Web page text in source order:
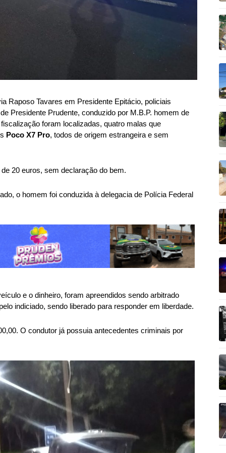
Raposo Tavares em Presidente Epitácio, policiais
Presidente Prudente, conduzido por M.B.P. homem de
foram localizadas, quatro malas que
Poco X7 Pro, todos de origem estrangeira e sem
20 euros, sem declaração do bem.
o homem foi conduzida à delegacia de Polícia Federal
e o dinheiro, foram apreendidos sendo arbitrado
indiciado, sendo liberado para responder em liberdade.
O condutor já possuia antecedentes criminais por